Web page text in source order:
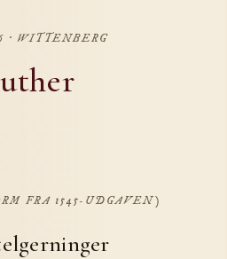
· WITTENBERG
FRA 1545-UDGAVEN)